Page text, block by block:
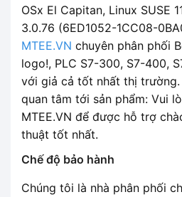
OSx El Capitan, Linux SUSE
3.0.76 (6ED1052-1CC08-
MTEE.VN chuyên phân phối
logo!, PLC S7-300, S7-400,
với giả cả tốt nhất thị trường.
quan tâm tới sản phẩm: Vui
MTEE.VN để được hỗ trợ
thuật tốt nhất.
Chế độ bảo hành
Chúng tôi là nhà phân phối